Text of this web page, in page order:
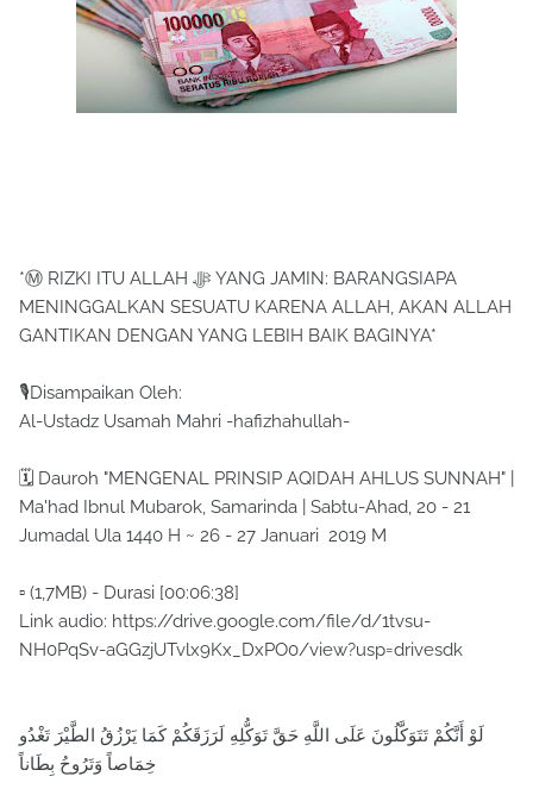
*Ⓜ RIZKI ITU ALLAH ﷻ YANG JAMIN: BARANGSIAPA
MENINGGALKAN SESUATU KARENA ALLAH, AKAN ALLAH
GANTIKAN DENGAN YANG LEBIH BAIK BAGINYA*
🎙Disampaikan Oleh:
Al-Ustadz Usamah Mahri -hafizhahullah-
🗓 Dauroh "MENGENAL PRINSIP AQIDAH AHLUS SUNNAH" |
Ma'had Ibnul Mubarok, Samarinda | Sabtu-Ahad, 20 - 21
Jumadal Ula 1440 H ~ 26 - 27 Januari 2019 M
▫ (1,7MB) - Durasi [00:06:38]
Link audio: https://drive.google.com/file/d/1tvsu-
NH0PqSv-aGGzjUTvlx9Kx_DxPO0/view?usp=drivesdk
لَوْ أَنَّكُمْ تَتَوَكَّلُونَ عَلَى اللَّهِ حَقَّ تَوَكُّلِهِ لَرَزَقَكُمْ كَمَا يَرْزُقُ الطَّيْرَ تَغْدُو
خِمَاصاً وَتَرُوحُ بِطَاناً